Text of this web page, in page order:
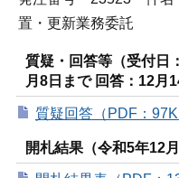
置・更新業務委託
質疑・回答等（受付日
月8日まで 回答：12月
質疑回答（PDF：
開札結果（令和5年12月